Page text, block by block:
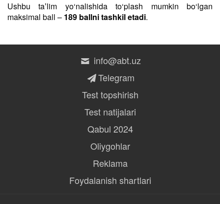
Ushbu taʼlim yo‘nalishida to‘plash mumkin bo‘lgan
maksimal ball – 189 ballni tashkil etadi.
info@abt.uz
Telegram
Test topshirish
Test natijalari
Qabul 2024
Oliygohlar
Reklama
Foydalanish shartlari